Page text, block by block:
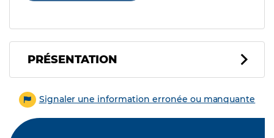
PRÉSENTATION
Signaler une information erronée ou manquante